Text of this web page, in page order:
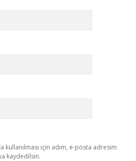
kullanılması için adım, e-posta adresim
kaydedilsin.